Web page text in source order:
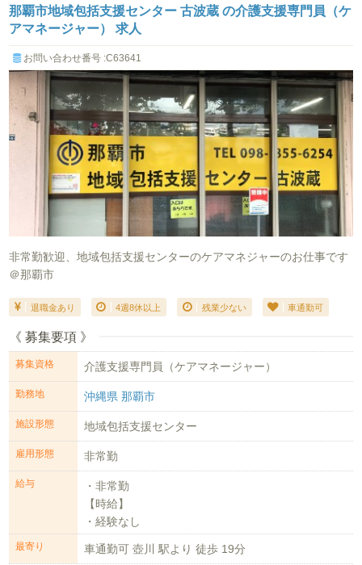
那覇市地域包括支援センター 古波蔵 の介護支援専門員（ケ
アマネージャー） 求人
お問い合わせ番号 :C63641
非常勤歓迎、地域包括支援センターのケアマネジャーのお仕事です
＠那覇市
退職金あり 4週8休以上 残業少ない 車通勤可
《 募集要項 》
募集資格 介護支援専門員（ケアマネージャー）
勤務地 沖縄県 那覇市
施設形態 地域包括支援センター
雇用形態 非常勤
給与
・非常勤
【時給】
・経験なし
専門卒 1,010円‐...
最寄り 車通勤可 壺川 駅より 徒歩 19分